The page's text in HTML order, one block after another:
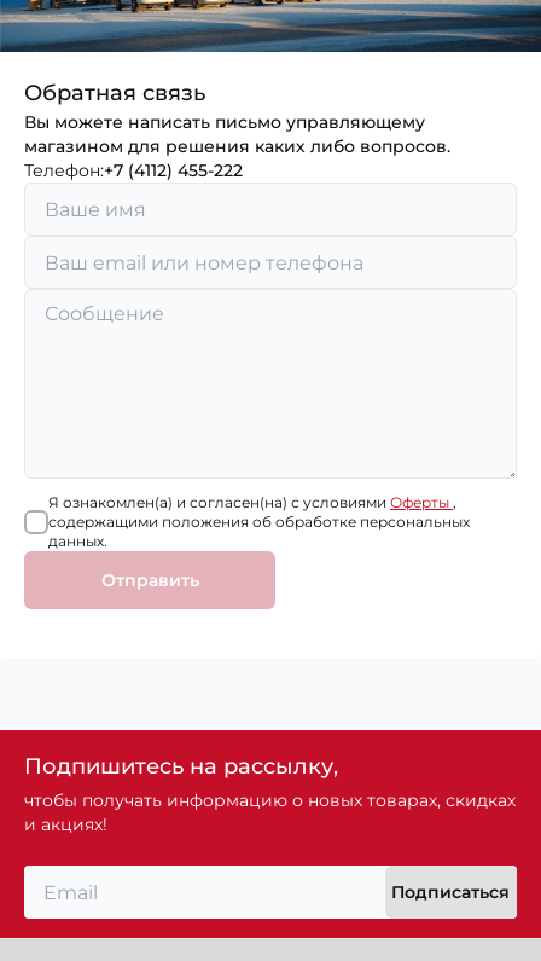
Обратная связь
Вы можете написать письмо управляющему
магазином для решения каких либо вопросов.
Телефон:+7 (4112) 455-222
Я ознакомлен(а) и согласен(на) с условиями Оферты ,
содержащими положения об обработке персональных
данных.
Отправить
Подпишитесь на рассылку,
чтобы получать информацию о новых товарах, скидках
и акциях!
Подписаться